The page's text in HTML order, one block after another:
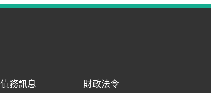
債務訊息 財政法令